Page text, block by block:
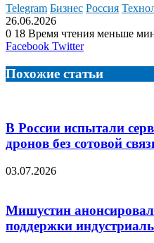
Telegram Бизнес Россия
26.06.2026
0 18 Время чтения меньше
Facebook TwitterLinkedIn
Tumblr
Reddit
Вконтакте
Одноклассники
Skype
Messenger
Messenger
WhatsApp
Telegram
Viber
Line
Поделиться
электронную
почту
Похожие статьи
В России испытали
дронов без сотовой
03.07.2026
Мишустин
поддержки